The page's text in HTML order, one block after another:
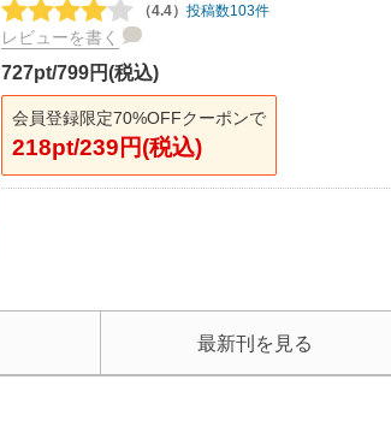
（4.4） 投稿数103件
レビューを書く
727pt/799円(税込)
会員登録限定70%OFFクーポンで
218pt/239円(税込)
最新刊を見る